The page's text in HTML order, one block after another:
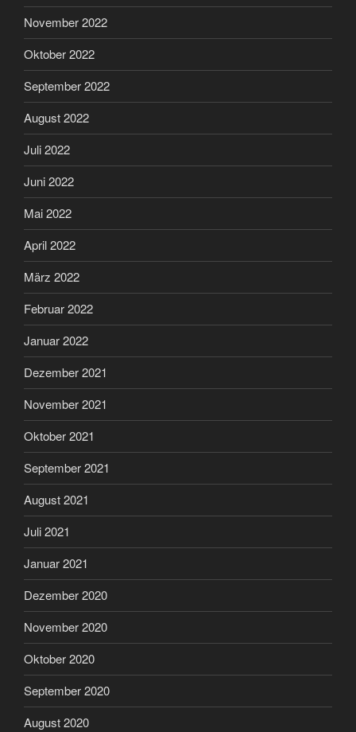
November 2022
Oktober 2022
September 2022
August 2022
Juli 2022
Juni 2022
Mai 2022
April 2022
März 2022
Februar 2022
Januar 2022
Dezember 2021
November 2021
Oktober 2021
September 2021
August 2021
Juli 2021
Januar 2021
Dezember 2020
November 2020
Oktober 2020
September 2020
August 2020